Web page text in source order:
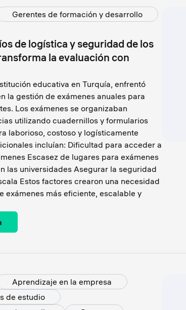
Gerentes de formación y desarrollo
de logística y seguridad de los
la evaluación con
educativa en Turquía, enfrentó
la gestión de exámenes anuales para
Los exámenes se organizaban
utilizando cuadernillos y formularios
laborioso, costoso y logísticamente
incluían: Dificultad para acceder a
Escasez de lugares para exámenes
las universidades Asegurar la seguridad
Estos factores crearon una necesidad
exámenes más eficiente, escalable y
Aprendizaje en la empresa
de estudio